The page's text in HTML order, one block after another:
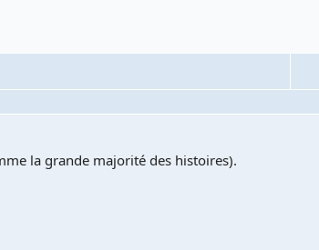
la grande majorité des histoires).